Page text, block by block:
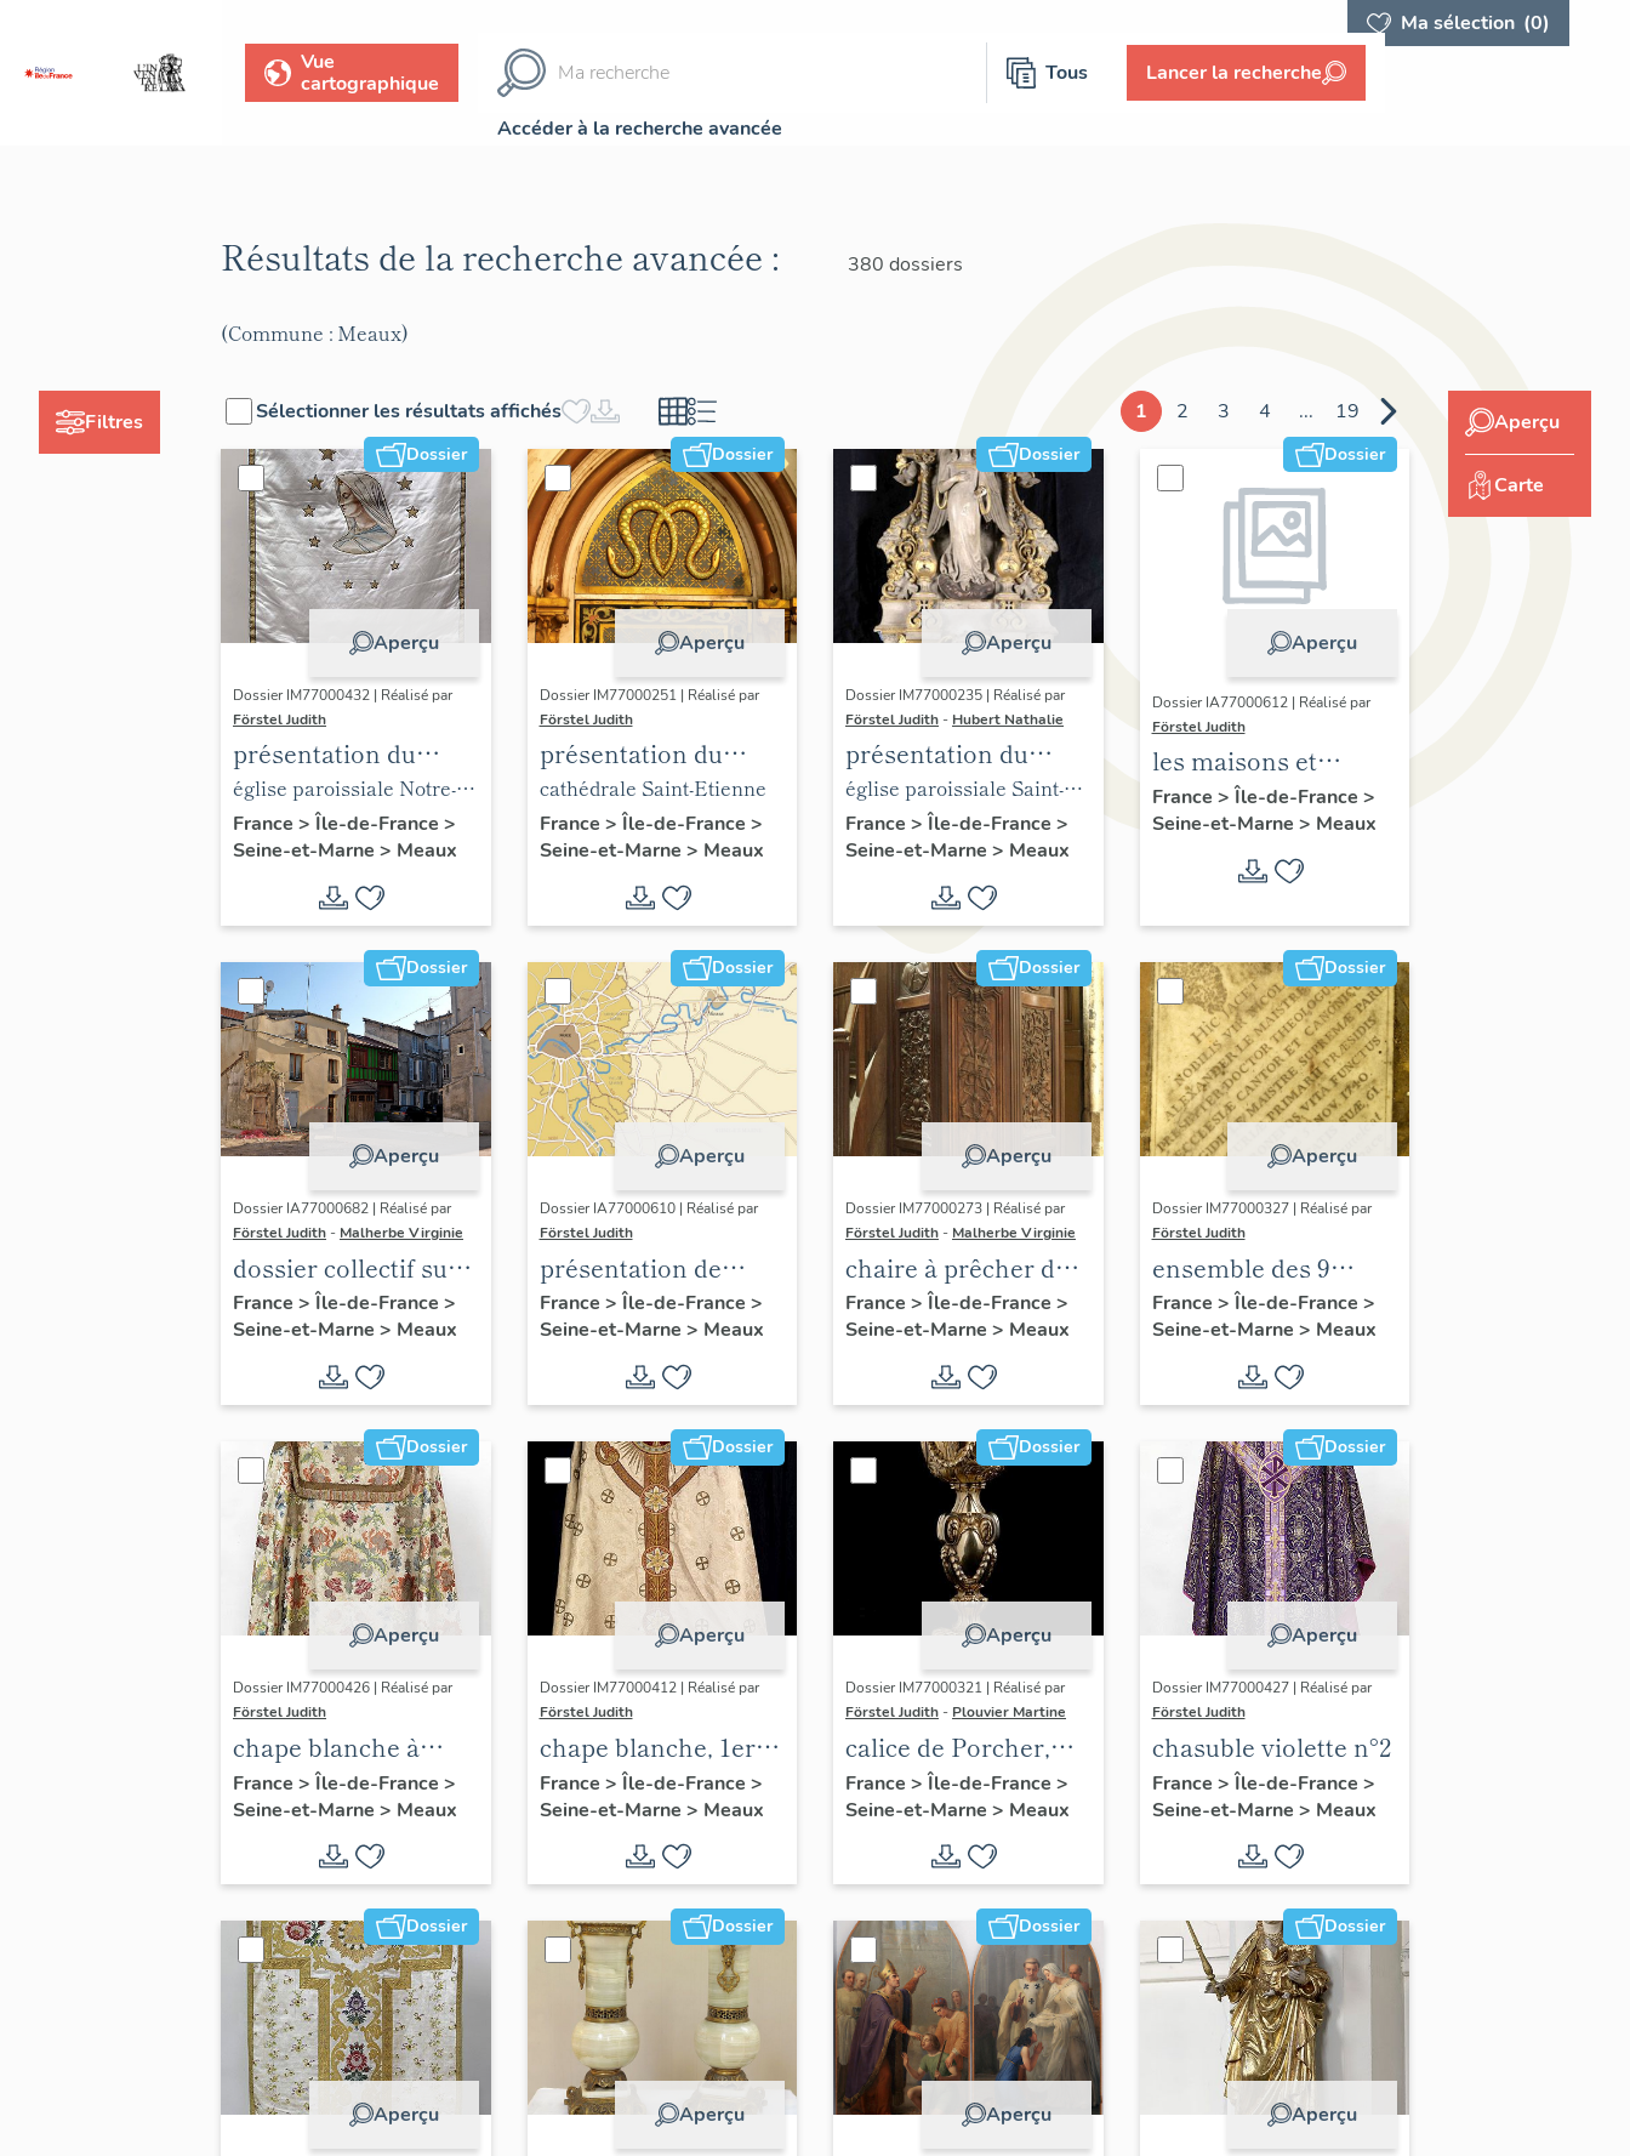
Ma sélection (0)
Vue
cartographique
Tous Lancer la recherche
Accéder à la recherche avancée
Filtres
Résultats de la recherche avancée : 380 dossiers
(Commune : Meaux)
Sélectionner les résultats affichés 1 2 3 4 ... 19
Dossier
Aperçu
Dossier IM77000432 | Réalisé par
Förstel Judith
présentation du
mobilier de l'église
paroissiale Notre-
Dame du Marché
église paroissiale Notre-
Dame du Marché
France > Île-de-France >
Seine-et-Marne > Meaux
Dossier
Aperçu
Dossier IM77000251 | Réalisé par
Förstel Judith
présentation du
mobilier de la
cathédrale de Meaux
cathédrale Saint-Etienne
France > Île-de-France >
Seine-et-Marne > Meaux
Dossier
Aperçu
Dossier IM77000235 | Réalisé par
Förstel Judith - Hubert Nathalie
présentation du
mobilier de l'église
Saint-Nicolas de
Meaux
église paroissiale Saint-
Nicolas de Meaux
France > Île-de-France >
Seine-et-Marne > Meaux
Dossier
Aperçu
Dossier IA77000612 | Réalisé par
Förstel Judith
les maisons et
immeubles de
Meaux
France > Île-de-France >
Seine-et-Marne > Meaux
Dossier
Aperçu
Dossier IA77000682 | Réalisé par
Förstel Judith - Malherbe Virginie
dossier collectif sur
les cours communes
du Faubourg Saint-
France > Île-de-France >
Seine-et-Marne > Meaux
Dossier
Aperçu
Dossier IA77000610 | Réalisé par
Förstel Judith
présentation de
l'étude du
patrimoine de
France > Île-de-France >
Seine-et-Marne > Meaux
Dossier
Aperçu
Dossier IM77000273 | Réalisé par
Förstel Judith - Malherbe Virginie
chaire à prêcher des
Trinitaires
France > Île-de-France >
Seine-et-Marne > Meaux
Dossier
Aperçu
Dossier IM77000327 | Réalisé par
Förstel Judith
ensemble des 9
dalles funéraires de
la 1ere chapelle sud
France > Île-de-France >
Seine-et-Marne > Meaux
Dossier
Aperçu
Dossier IM77000426 | Réalisé par
Förstel Judith
chape blanche à
fleurs
France > Île-de-France >
Seine-et-Marne > Meaux
Dossier
Aperçu
Dossier IM77000412 | Réalisé par
Förstel Judith
chape blanche, 1ere
moitié du 20e siècle
France > Île-de-France >
Seine-et-Marne > Meaux
Dossier
Aperçu
Dossier IM77000321 | Réalisé par
Förstel Judith - Plouvier Martine
calice de Porcher,
vers 1762
France > Île-de-France >
Seine-et-Marne > Meaux
Dossier
Aperçu
Dossier IM77000427 | Réalisé par
Förstel Judith
chasuble violette n°2
France > Île-de-France >
Seine-et-Marne > Meaux
Dossier
Aperçu
Dossier
Aperçu
Dossier
Aperçu
Dossier
Aperçu
Aperçu
Carte